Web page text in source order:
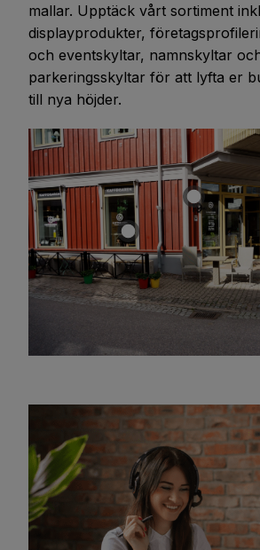
mallar. Upptäck vårt sortiment
displayprodukter,
och eventskyltar, namnskyltar
parkeringsskyltar för att lyfta er
till nya höjder.